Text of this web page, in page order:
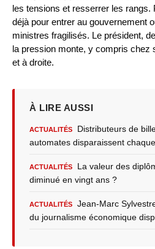
les tensions et resserrer les
déjà pour entrer au gouvernement
ministres fragilisés. Le président,
la pression monte, y compris chez
et à droite.
À LIRE AUSSI
ACTUALITÉS
Distributeurs de
automates disparaissent
ACTUALITÉS
La valeur des
diminué en vingt ans ?
ACTUALITÉS
Jean-Marc
du journalisme économique